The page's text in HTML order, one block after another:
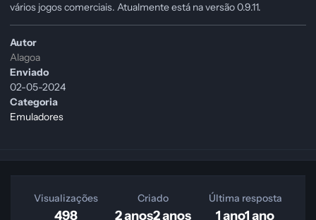
vários jogos comerciais. Atualmente está na versão 0.9.11.
Autor
Alagoa
Enviado
02-05-2024
Categoria
Emuladores
Visualizações
498
Criado
2 anos2 anos
Última resposta
1 ano1 ano